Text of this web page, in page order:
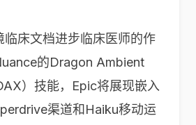
临床文档进步临床医师的作
的Dragon Ambient
）技能，Epic将展现嵌入
渠道和Haiku移动运